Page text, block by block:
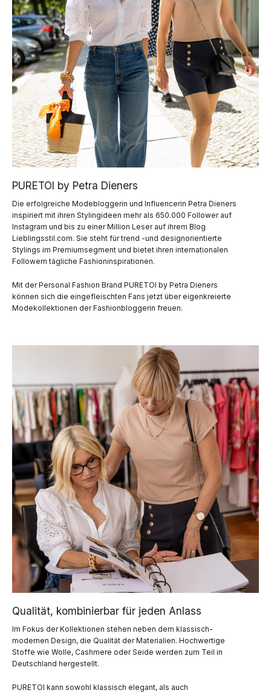
PURETOI by Petra Dieners
Die erfolgreiche Modebloggerin und Influencerin Petra Dieners
inspiriert mit ihren Stylingideen mehr als 650.000 Follower auf
Instagram und bis zu einer Million Leser auf ihrem Blog
Lieblingsstil.com. Sie steht für trend -und designorientierte
Stylings im Premiumsegment und bietet ihren internationalen
Followern tägliche Fashioninspirationen.
Mit der Personal Fashion Brand PURETOI by Petra Dieners
können sich die eingefleischten Fans jetzt über eigenkreierte
Modekollektionen der Fashionbloggerin freuen.
Qualität, kombinierbar für jeden Anlass
Im Fokus der Kollektionen stehen neben dem klassisch-
modernen Design, die Qualität der Materialien. Hochwertige
Stoffe wie Wolle, Cashmere oder Seide werden zum Teil in
Deutschland hergestellt.
PURETOI kann sowohl klassisch elegant, als auch